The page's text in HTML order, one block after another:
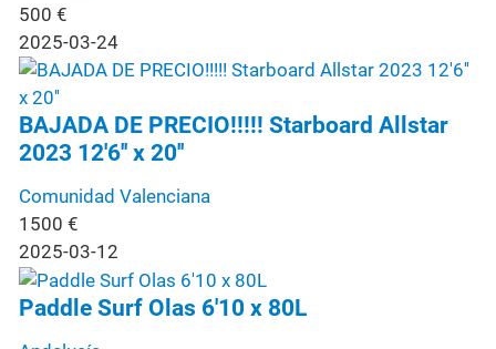
500 €
2025-03-24
BAJADA DE PRECIO!!!!! Starboard Allstar
2023 12'6'' x 20''
Comunidad Valenciana
1500 €
2025-03-12
Paddle Surf Olas 6'10 x 80L